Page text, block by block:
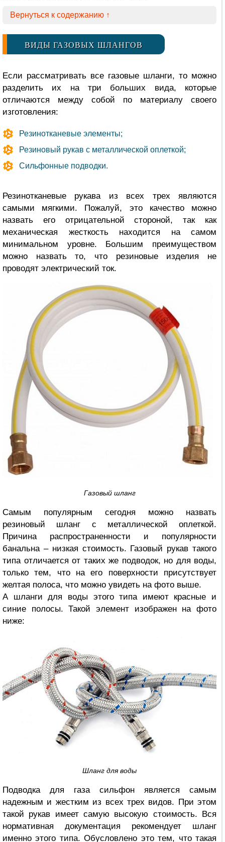
Вернуться к содержанию ↑
ВИДЫ ГАЗОВЫХ ШЛАНГОВ
Если рассматривать все газовые шланги, то можно
разделить их на три больших вида, которые
отличаются между собой по материалу своего
изготовления:
Резинотканевые элементы;
Резиновый рукав с металлической оплеткой;
Сильфонные подводки.
Резинотканевые рукава из всех трех являются
самыми мягкими. Пожалуй, это качество можно
назвать его отрицательной стороной, так как
механическая жесткость находится на самом
минимальном уровне. Большим преимуществом
можно назвать то, что резиновые изделия не
проводят электрический ток.
Газовый шланг
Самым популярным сегодня можно назвать
резиновый шланг с металлической оплеткой.
Причина распространенности и популярности
банальна – низкая стоимость. Газовый рукав такого
типа отличается от таких же подводок, но для воды,
только тем, что на его поверхности присутствует
желтая полоса, что можно увидеть на фото выше.
А шланги для воды этого типа имеют красные и
синие полосы. Такой элемент изображен на фото
ниже:
Шланг для воды
Подводка для газа сильфон является самым
надежным и жестким из всех трех видов. При этом
такой рукав имеет самую высокую стоимость. Вся
нормативная документация рекомендует шланг
именно этого типа. Обусловлено это тем, что такая